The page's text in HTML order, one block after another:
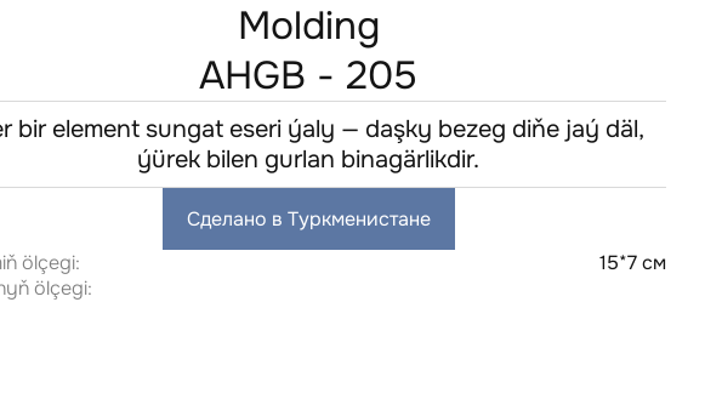
Molding
AHGB - 205
bir element sungat eseri ýaly — daşky bezeg diňe jaý däl,
ýürek bilen gurlan binagärlikdir.
Сделано в Туркменистане
ölçegi:
15*7 см
ölçegi: